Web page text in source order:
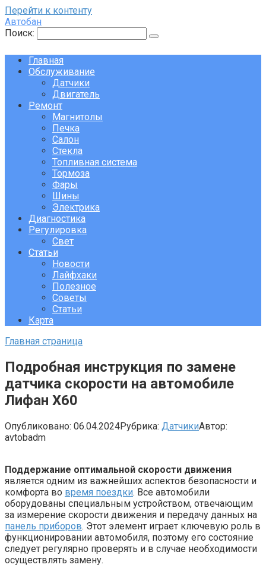
Перейти к контенту
Автобан
Поиск:
Главная
Обслуживание
Датчики
Двигатель
Ремонт
Магнитолы
Печка
Салон
Стекла
Топливная система
Тормоза
Фары
Шины
Электрика
Диагностика
Регулировка
Свет
Статьи
Новости
Лайфхаки
Полезное
Советы
Статьи
Карта
Главная страница
Подробная инструкция по замене
датчика скорости на автомобиле
Лифан Х60
Опубликовано: 06.04.2024Рубрика: ДатчикиАвтор:
avtobadm
Поддержание оптимальной скорости движения
является одним из важнейших аспектов безопасности и
комфорта во время поездки. Все автомобили
оборудованы специальным устройством, отвечающим
за измерение скорости движения и передачу данных на
панель приборов. Этот элемент играет ключевую роль в
функционировании автомобиля, поэтому его состояние
следует регулярно проверять и в случае необходимости
осуществлять замену.